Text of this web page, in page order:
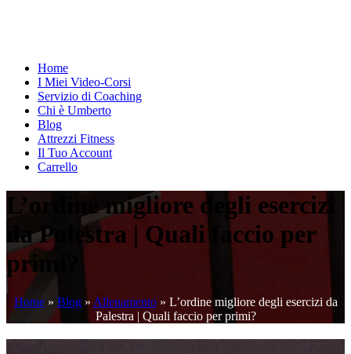
Home
I Miei Video-Corsi
Servizio di Coaching
Chi è Umberto
Blog
Attrezzi Fitness
Il Tuo Account
Carrello
L’ordine migliore degli esercizi
da Palestra | Quali faccio per
primi?
Home» Blog» Allenamento» L’ordine migliore degli esercizi da
Palestra | Quali faccio per primi?